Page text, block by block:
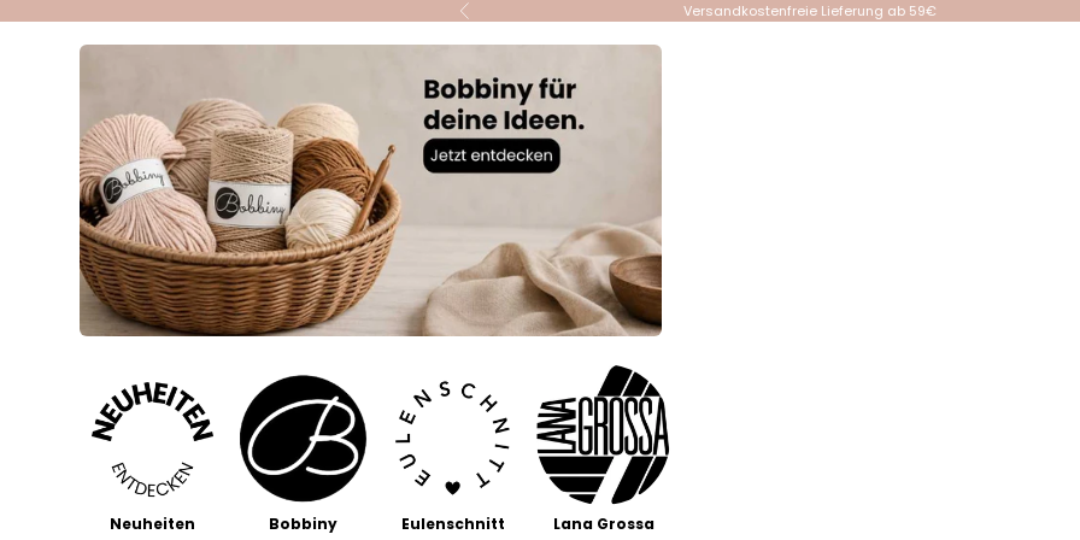
Zurück Versandkostenfreie Lieferung ab 59€
Neuheiten Bobbiny Eulenschnitt Lana Grossa